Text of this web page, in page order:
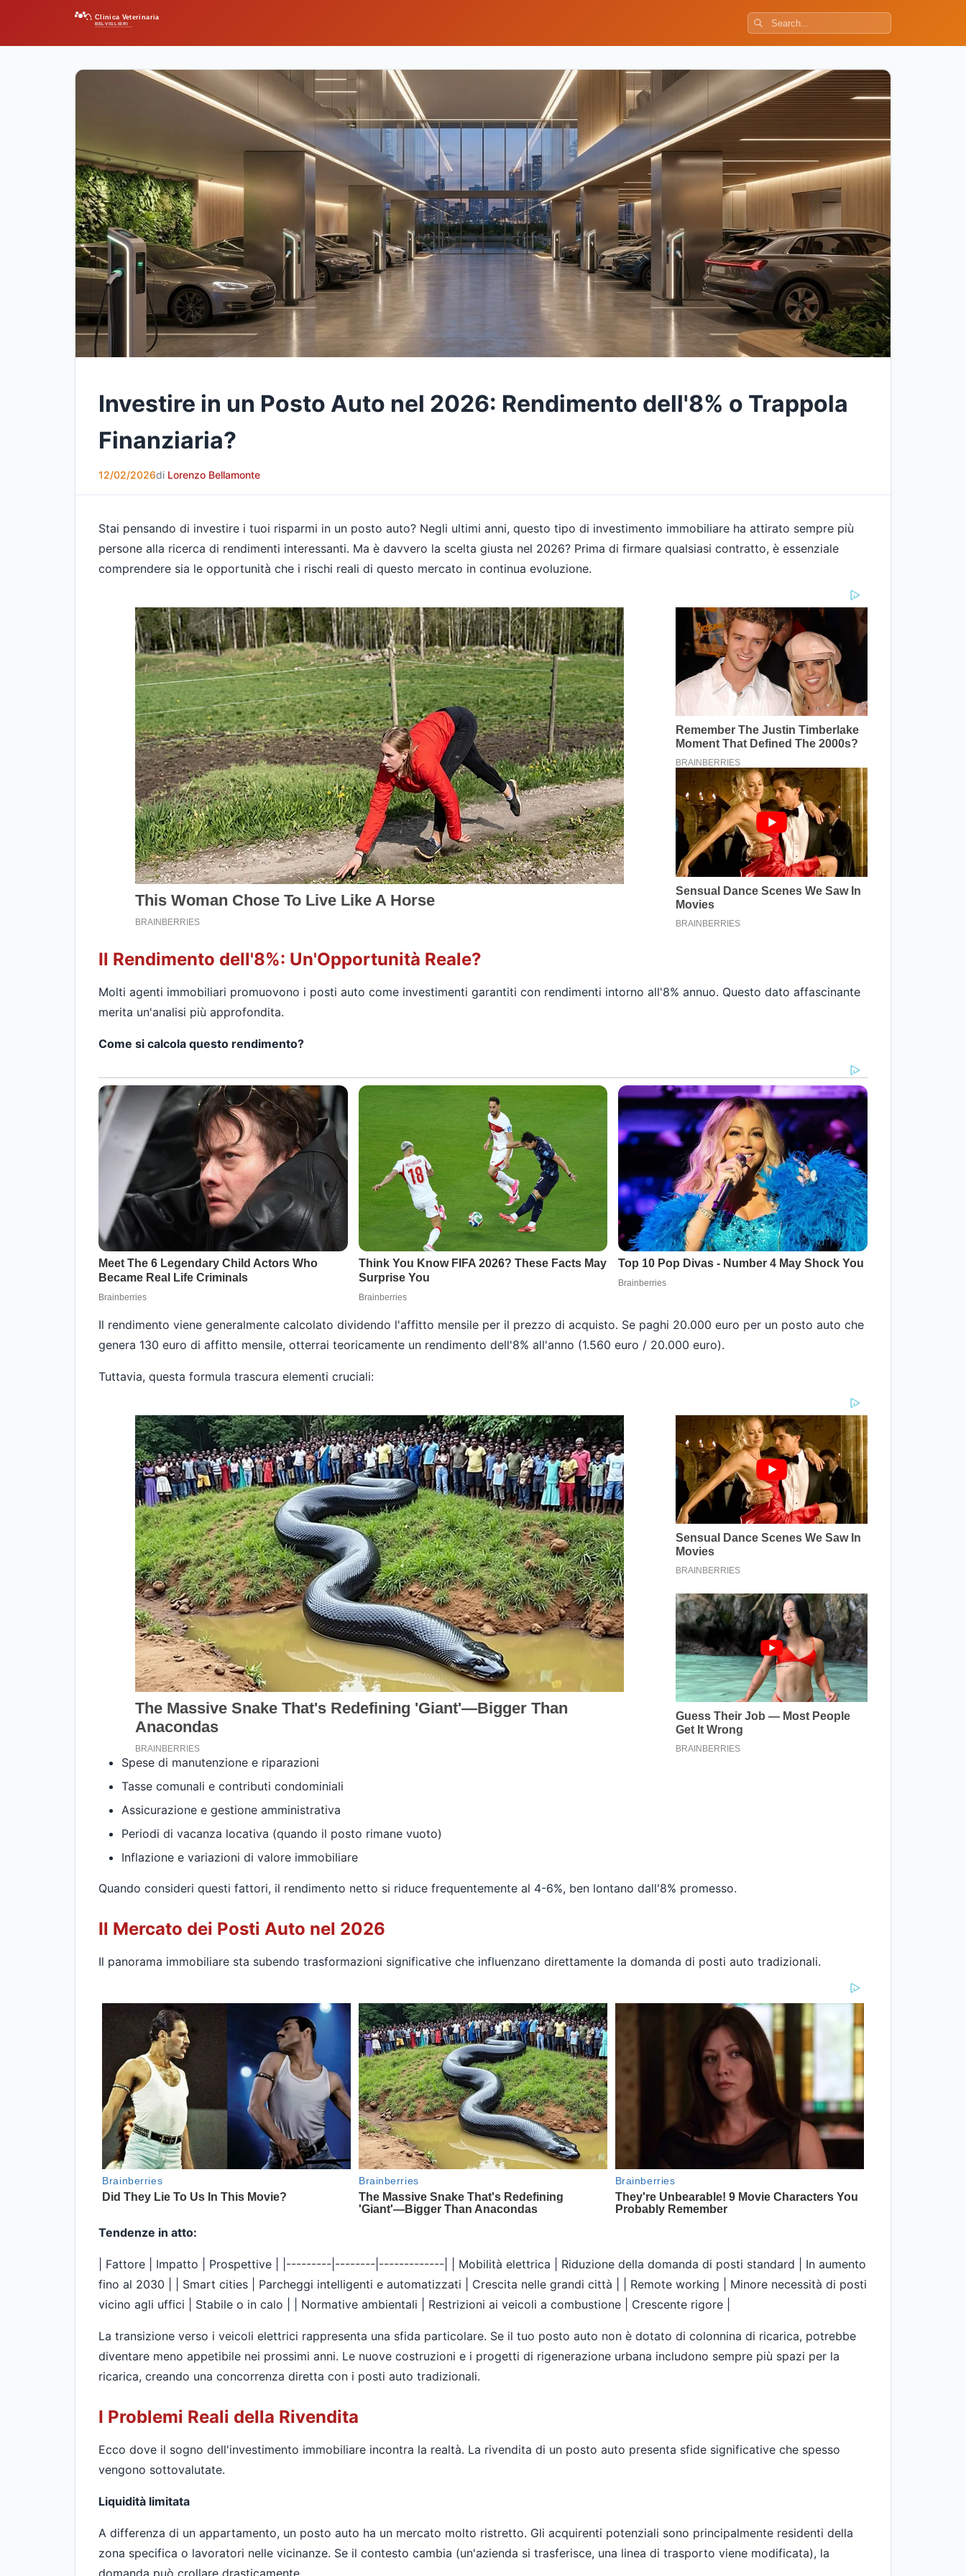
Clinica Veterinaria
BELVIGLIERI
Investire in un Posto Auto nel 2026: Rendimento dell'8% o Trappola
Finanziaria?
12/02/2026di Lorenzo Bellamonte
Stai pensando di investire i tuoi risparmi in un posto auto? Negli ultimi anni, questo tipo di investimento immobiliare ha attirato sempre più
persone alla ricerca di rendimenti interessanti. Ma è davvero la scelta giusta nel 2026? Prima di firmare qualsiasi contratto, è essenziale
comprendere sia le opportunità che i rischi reali di questo mercato in continua evoluzione.
Il Rendimento dell'8%: Un'Opportunità Reale?
Molti agenti immobiliari promuovono i posti auto come investimenti garantiti con rendimenti intorno all'8% annuo. Questo dato affascinante
merita un'analisi più approfondita.
Come si calcola questo rendimento?
Il rendimento viene generalmente calcolato dividendo l'affitto mensile per il prezzo di acquisto. Se paghi 20.000 euro per un posto auto che
genera 130 euro di affitto mensile, otterrai teoricamente un rendimento dell'8% all'anno (1.560 euro / 20.000 euro).
Tuttavia, questa formula trascura elementi cruciali:
Spese di manutenzione e riparazioni
Tasse comunali e contributi condominiali
Assicurazione e gestione amministrativa
Periodi di vacanza locativa (quando il posto rimane vuoto)
Inflazione e variazioni di valore immobiliare
Quando consideri questi fattori, il rendimento netto si riduce frequentemente al 4-6%, ben lontano dall'8% promesso.
Il Mercato dei Posti Auto nel 2026
Il panorama immobiliare sta subendo trasformazioni significative che influenzano direttamente la domanda di posti auto tradizionali.
Tendenze in atto:
| Fattore | Impatto | Prospettive | |---------|--------|-------------| | Mobilità elettrica | Riduzione della domanda di posti standard | In aumento
fino al 2030 | | Smart cities | Parcheggi intelligenti e automatizzati | Crescita nelle grandi città | | Remote working | Minore necessità di posti
vicino agli uffici | Stabile o in calo | | Normative ambientali | Restrizioni ai veicoli a combustione | Crescente rigore |
La transizione verso i veicoli elettrici rappresenta una sfida particolare. Se il tuo posto auto non è dotato di colonnina di ricarica, potrebbe
diventare meno appetibile nei prossimi anni. Le nuove costruzioni e i progetti di rigenerazione urbana includono sempre più spazi per la
ricarica, creando una concorrenza diretta con i posti auto tradizionali.
I Problemi Reali della Rivendita
Ecco dove il sogno dell'investimento immobiliare incontra la realtà. La rivendita di un posto auto presenta sfide significative che spesso
vengono sottovalutate.
Liquidità limitata
A differenza di un appartamento, un posto auto ha un mercato molto ristretto. Gli acquirenti potenziali sono principalmente residenti della
zona specifica o lavoratori nelle vicinanze. Se il contesto cambia (un'azienda si trasferisce, una linea di trasporto viene modificata), la
domanda può crollare drasticamente.